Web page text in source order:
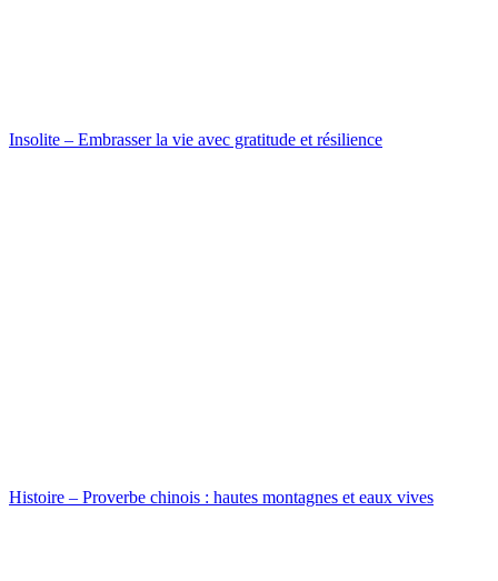
Insolite – Embrasser la vie avec gratitude et résilience
Histoire – Proverbe chinois : hautes montagnes et eaux vives